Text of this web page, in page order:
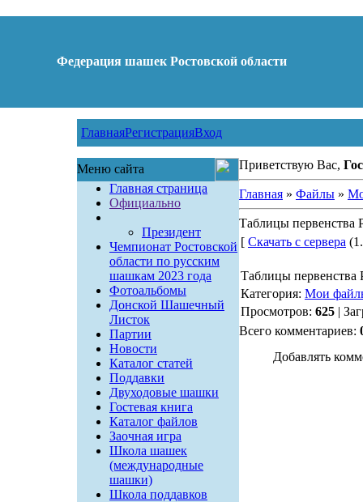
Федерация шашек Ростовской области
ГлавнаяРегистрацияВход
Меню сайта
Главная страница
Официально
Президент
Чемпионат Ростовской
области по русским
шашкам 2023 года
Фотоальбомы
Донской Шашечный
Листок
Партии
Новости
Каталог статей
Поддавки
Двуходовые шашки
Гостевая книга
Каталог файлов
Заочная игра
Школа шашек
(международные
шашки)
Школа поддавков
Приветствую Вас,
Главная» Файлы»
Таблицы первенства
[ Скачать с сервера
Таблицы первенства
Категория: Мои
Просмотров: 625|
Всего комментариев:
Добавлять